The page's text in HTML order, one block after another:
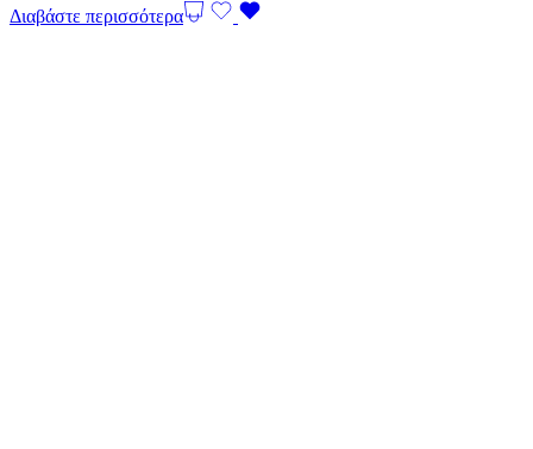
Διαβάστε περισσότερα